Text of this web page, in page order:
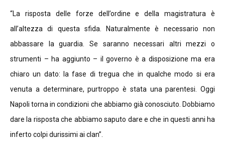
“La risposta delle forze dell’ordine e della magistratura è
all’altezza di questa sfida. Naturalmente è necessario non
abbassare la guardia. Se saranno necessari altri mezzi o
strumenti – ha aggiunto – il governo è a disposizione ma era
chiaro un dato: la fase di tregua che in qualche modo si era
venuta a determinare, purtroppo è stata una parentesi. Oggi
Napoli torna in condizioni che abbiamo già conosciuto. Dobbiamo
dare la risposta che abbiamo saputo dare e che in questi anni ha
inferto colpi durissimi ai clan”.